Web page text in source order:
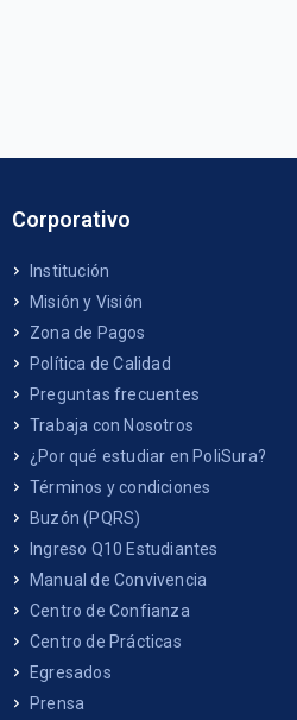
Corporativo
Institución
Misión y Visión
Zona de Pagos
Política de Calidad
Preguntas frecuentes
Trabaja con Nosotros
¿Por qué estudiar en PoliSura?
Términos y condiciones
Buzón (PQRS)
Ingreso Q10 Estudiantes
Manual de Convivencia
Centro de Confianza
Centro de Prácticas
Egresados
Prensa